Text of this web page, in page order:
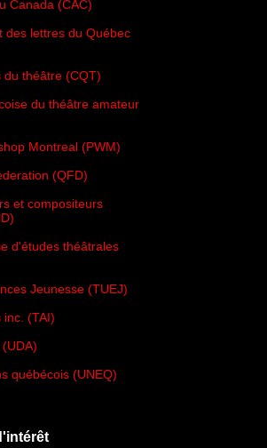
Canada (CAC)
des lettres du Québec
du théâtre (CQT)
du théâtre amateur
Montreal (PWM)
(QFD)
et compositeurs
d'études théâtrales
Jeunesse (TUEJ)
inc. (TAI)
québécois (UNEQ)